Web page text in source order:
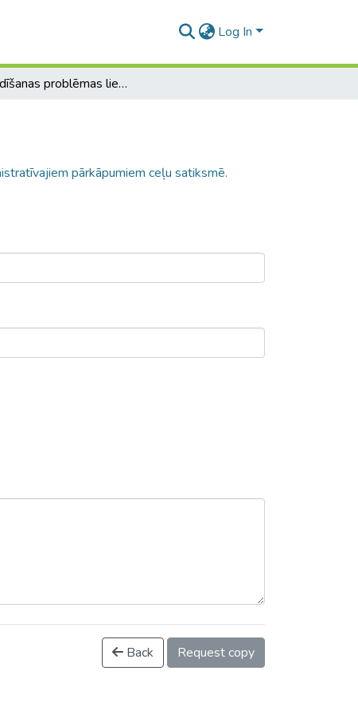
Log In
Pierādīšanas problēmas lietās par administratīvajiem pārkāpumiem ceļu satiksmē.
pārkāpumiem ceļu satiksmē.
Back Request copy